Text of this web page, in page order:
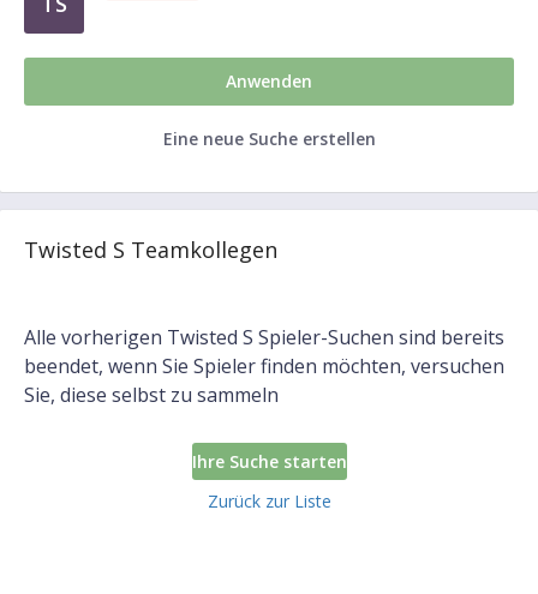
Anwenden
Eine neue Suche erstellen
Twisted S Teamkollegen
Alle vorherigen Twisted S Spieler-Suchen sind bereits
beendet, wenn Sie Spieler finden möchten, versuchen
Sie, diese selbst zu sammeln
Ihre Suche starten
Zurück zur Liste